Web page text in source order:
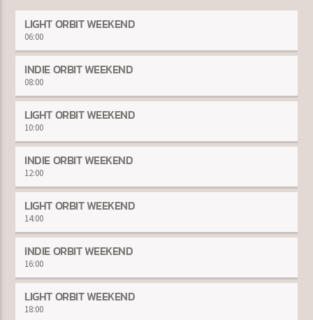
LIGHT ORBIT WEEKEND
06:00
INDIE ORBIT WEEKEND
08:00
LIGHT ORBIT WEEKEND
10:00
INDIE ORBIT WEEKEND
12:00
LIGHT ORBIT WEEKEND
14:00
INDIE ORBIT WEEKEND
16:00
LIGHT ORBIT WEEKEND
18:00